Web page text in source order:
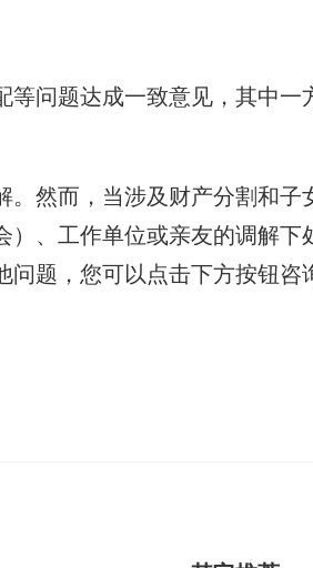
问题达成一致意见，其中
然而，当涉及财产分割和
、工作单位或亲友的调解
题，您可以点击下方按钮